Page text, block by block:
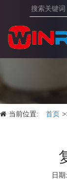
当前位置: 首页
日